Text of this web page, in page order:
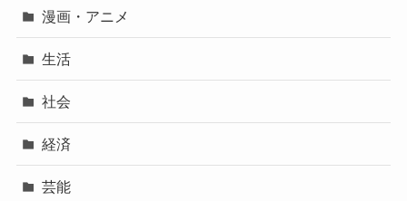
漫画・アニメ
生活
社会
経済
芸能